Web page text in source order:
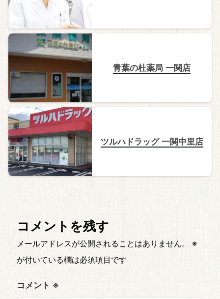
青葉の杜薬局 一関店
ツルハドラッグ 一関中里店
コメントを残す
メールアドレスが公開されることはありません。
※
が付いている欄は必須項目です
コメント ※